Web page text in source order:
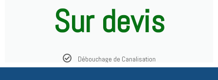
Sur devis
Débouchage de Canalisation